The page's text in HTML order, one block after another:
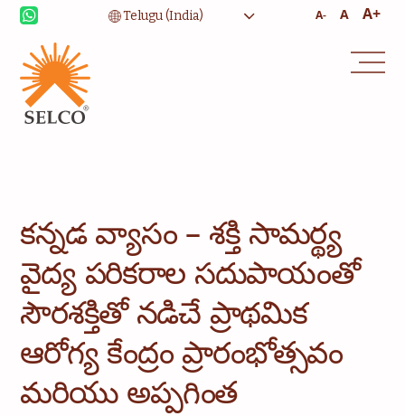
A- A A+
విద్య
కమ్యూనిటీ
కన్నడ వ్యాసం – శక్తి సామర్థ్య
వైద్య పరికరాల సదుపాయంతో
సౌరశక్తితో నడిచే ప్రాథమిక
ఆరోగ్య కేంద్రం ప్రారంభోత్సవం
మరియు అప్పగింత